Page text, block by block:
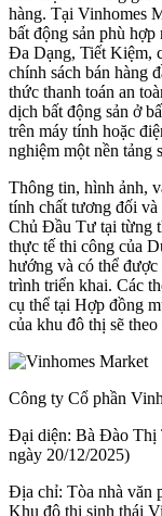
hàng. Tại Vinhomes
bất động sản phù
Đa Dạng, Tiết Kiệm,
chính sách bán hàng
thức thanh toán an
dịch bất động sản ở
trên máy tính hoặc
nghiệm một nền tảng
Thông tin, hình ảnh,
tính chất tương đối
Chủ Đầu Tư tại từng
thực tế thi công của
hướng và có thể
trình triển khai. Các
cụ thể tại Hợp đồng
của khu đô thị sẽ
Công ty Cổ phần
Đại diện: Bà Đào Thị
ngày 20/12/2025)
Địa chỉ: Tòa nhà văn
Khu đô thị sinh thái